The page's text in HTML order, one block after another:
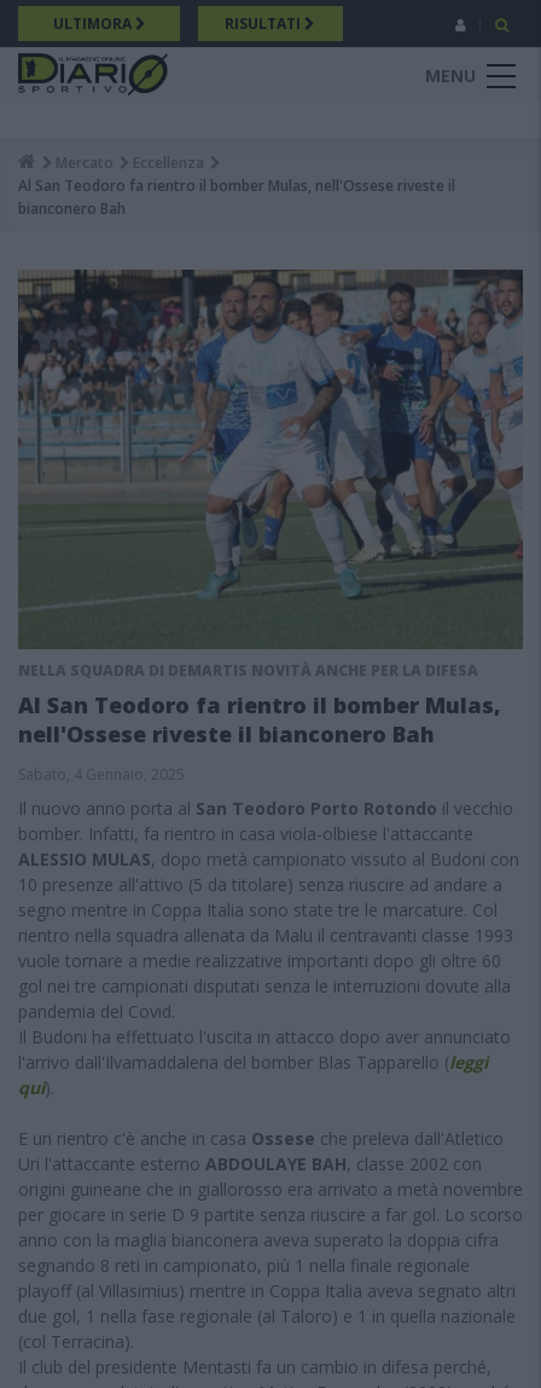
Salta
al
contenuto
principale
ULTIMORA RISULTATI
MENU
Breadcrumb
Mercato
Eccellenza
Al San Teodoro fa rientro il bomber Mulas, nell'Ossese riveste il
bianconero Bah
NELLA SQUADRA DI DEMARTIS NOVITÀ ANCHE PER LA DIFESA
Al San Teodoro fa rientro il bomber Mulas,
nell'Ossese riveste il bianconero Bah
Sabato, 4 Gennaio, 2025
Il nuovo anno porta al San Teodoro Porto Rotondo il vecchio
bomber. Infatti, fa rientro in casa viola-olbiese l'attaccante
ALESSIO MULAS, dopo metà campionato vissuto al Budoni con
10 presenze all'attivo (5 da titolare) senza riuscire ad andare a
segno mentre in Coppa Italia sono state tre le marcature. Col
rientro nella squadra allenata da Malu il centravanti classe 1993
vuole tornare a medie realizzative importanti dopo gli oltre 60
gol nei tre campionati disputati senza le interruzioni dovute alla
pandemia del Covid.
Il Budoni ha effettuato l'uscita in attacco dopo aver annunciato
l'arrivo dall'Ilvamaddalena del bomber Blas Tapparello (leggi
qui).
E un rientro c'è anche in casa Ossese che preleva dall'Atletico
Uri l'attaccante esterno ABDOULAYE BAH, classe 2002 con
origini guineane che in giallorosso era arrivato a metà novembre
per giocare in serie D 9 partite senza riuscire a far gol. Lo scorso
anno con la maglia bianconera aveva superato la doppia cifra
segnando 8 reti in campionato, più 1 nella finale regionale
playoff (al Villasimius) mentre in Coppa Italia aveva segnato altri
due gol, 1 nella fase regionale (al Taloro) e 1 in quella nazionale
(col Terracina).
Il club del presidente Mentasti fa un cambio in difesa perché,